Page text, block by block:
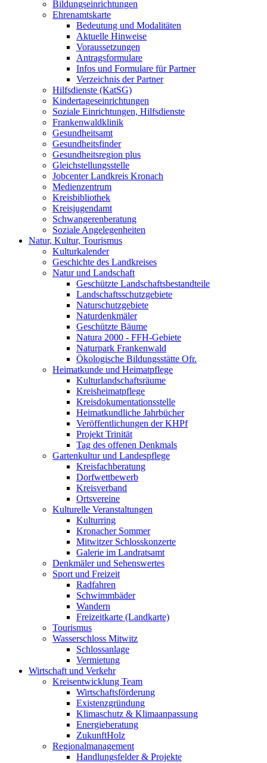
Bildungseinrichtungen
Ehrenamtskarte
Bedeutung und Modalitäten
Aktuelle Hinweise
Voraussetzungen
Antragsformulare
Infos und Formulare für Partner
Verzeichnis der Partner
Hilfsdienste (KatSG)
Kindertageseinrichtungen
Soziale Einrichtungen, Hilfsdienste
Frankenwaldklinik
Gesundheitsamt
Gesundheitsfinder
Gesundheitsregion plus
Gleichstellungsstelle
Jobcenter Landkreis Kronach
Medienzentrum
Kreisbibliothek
Kreisjugendamt
Schwangerenberatung
Soziale Angelegenheiten
Natur, Kultur, Tourismus
Kulturkalender
Geschichte des Landkreises
Natur und Landschaft
Geschützte Landschaftsbestandteile
Landschaftsschutzgebiete
Naturschutzgebiete
Naturdenkmäler
Geschützte Bäume
Natura 2000 - FFH-Gebiete
Naturpark Frankenwald
Ökologische Bildungsstätte Ofr.
Heimatkunde und Heimatpflege
Kulturlandschaftsräume
Kreisheimatpflege
Kreisdokumentationsstelle
Heimatkundliche Jahrbücher
Veröffentlichungen der KHPf
Projekt Trinität
Tag des offenen Denkmals
Gartenkultur und Landespflege
Kreisfachberatung
Dorfwettbewerb
Kreisverband
Ortsvereine
Kulturelle Veranstaltungen
Kulturring
Kronacher Sommer
Mitwitzer Schlosskonzerte
Galerie im Landratsamt
Denkmäler und Sehenswertes
Sport und Freizeit
Radfahren
Schwimmbäder
Wandern
Freizeitkarte (Landkarte)
Tourismus
Wasserschloss Mitwitz
Schlossanlage
Vermietung
Wirtschaft und Verkehr
Kreisentwicklung Team
Wirtschaftsförderung
Existenzgründung
Klimaschutz & Klimaanpassung
Energieberatung
ZukunftHolz
Regionalmanagement
Handlungsfelder & Projekte